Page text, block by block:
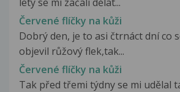
Červené flíčky na kůži
Dobrý den, je to asi čtrnáct dní co
objevil růžový flek,tak...
Červené flíčky na kůži
Tak před třemi týdny se mi udělal